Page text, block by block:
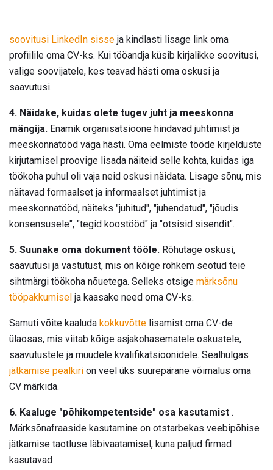
soovitusi LinkedIn sisse ja kindlasti lisage link oma
profiilile oma CV-ks. Kui tööandja küsib kirjalikke soovitusi,
valige soovijatele, kes teavad hästi oma oskusi ja
saavutusi.
4. Näidake, kuidas olete tugev juht ja meeskonna
mängija. Enamik organisatsioone hindavad juhtimist ja
meeskonnatööd väga hästi. Oma eelmiste tööde kirjelduste
kirjutamisel proovige lisada näiteid selle kohta, kuidas iga
töökoha puhul oli vaja neid oskusi näidata. Lisage sõnu, mis
näitavad formaalset ja informaalset juhtimist ja
meeskonnatööd, näiteks "juhitud", "juhendatud", "jõudis
konsensusele", "tegid koostööd" ja "otsisid sisendit".
5. Suunake oma dokument tööle. Rõhutage oskusi,
saavutusi ja vastutust, mis on kõige rohkem seotud teie
sihtmärgi töökoha nõuetega. Selleks otsige märksõnu
tööpakkumisel ja kaasake need oma CV-ks.
Samuti võite kaaluda kokkuvõtte lisamist oma CV-de
ülaosas, mis viitab kõige asjakohasematele oskustele,
saavutustele ja muudele kvalifikatsioonidele. Sealhulgas
jätkamise pealkiri on veel üks suurepärane võimalus oma
CV märkida.
6. Kaaluge "põhikompetentside" osa kasutamist .
Märksõnafraaside kasutamine on otstarbekas veebipõhise
jätkamise taotluse läbivaatamisel, kuna paljud firmad
kasutavad